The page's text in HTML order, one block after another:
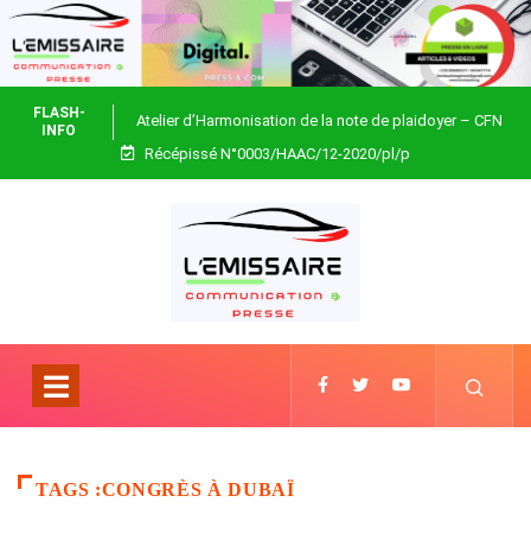
FLASH-
INFO
Atelier d’Harmonisation de la note de plaidoyer – CFN
Togo
Récépissé N°0003/HAAC/12-2020/pl/p
TAGS :CONGRÈS À DUBAÏ